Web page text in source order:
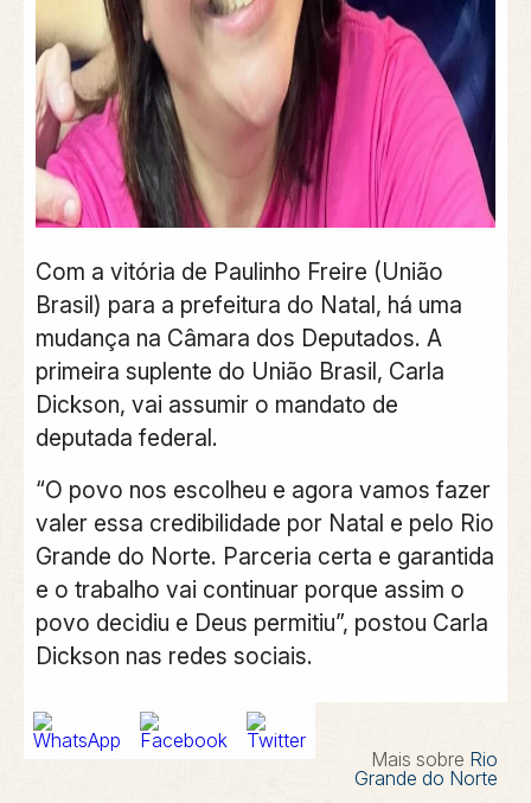
Com a vitória de Paulinho Freire (União
Brasil) para a prefeitura do Natal, há uma
mudança na Câmara dos Deputados. A
primeira suplente do União Brasil, Carla
Dickson, vai assumir o mandato de
deputada federal.
“O povo nos escolheu e agora vamos fazer
valer essa credibilidade por Natal e pelo Rio
Grande do Norte. Parceria certa e garantida
e o trabalho vai continuar porque assim o
povo decidiu e Deus permitiu”, postou Carla
Dickson nas redes sociais.
Mais sobre Rio
Grande do Norte